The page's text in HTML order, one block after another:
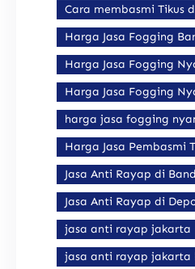
Cara membasmi Tikus
Harga Jasa Fogging
Harga Jasa Fogging
Harga Jasa Fogging
harga jasa fogging
Harga Jasa Pembasmi
Jasa Anti Rayap di
Jasa Anti Rayap di
jasa anti rayap jakarta
jasa anti rayap jakarta